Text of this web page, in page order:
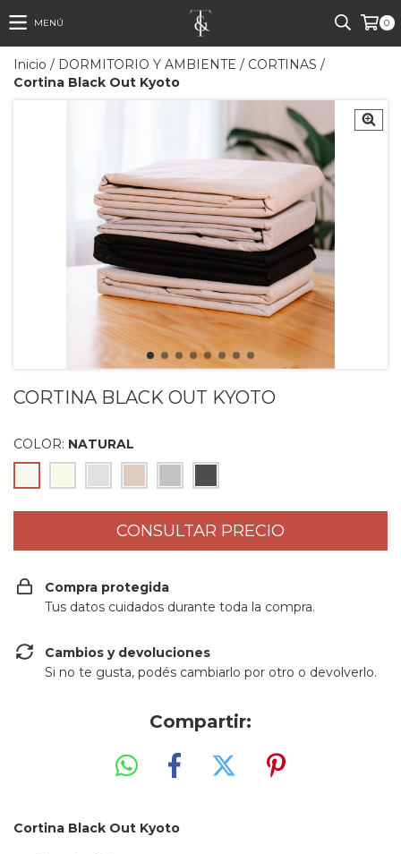
MENÚ 0
Inicio / DORMITORIO Y AMBIENTE / CORTINAS /
Cortina Black Out Kyoto
CORTINA BLACK OUT KYOTO
COLOR: NATURAL
Compra protegida
Tus datos cuidados durante toda la compra.
Cambios y devoluciones
Si no te gusta, podés cambiarlo por otro o devolverlo.
Compartir:
Cortina Black Out Kyoto